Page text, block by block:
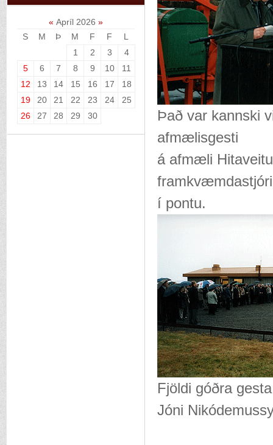
Það var kannski
afmælisgesti
á afmæli
framkvæmdastjóri
í pontu.
Fjöldi góðra
Jóni
« Apríl 2026 »
S
M Þ M F F
L
1
2 3
4
5
6 7 8 9 10
11
12
13 14 15 16 17
18
19
20 21 22 23 24
25
26
27 28 29 30